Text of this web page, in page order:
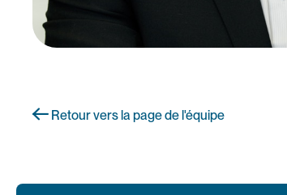
Retour vers la page de l'équipe